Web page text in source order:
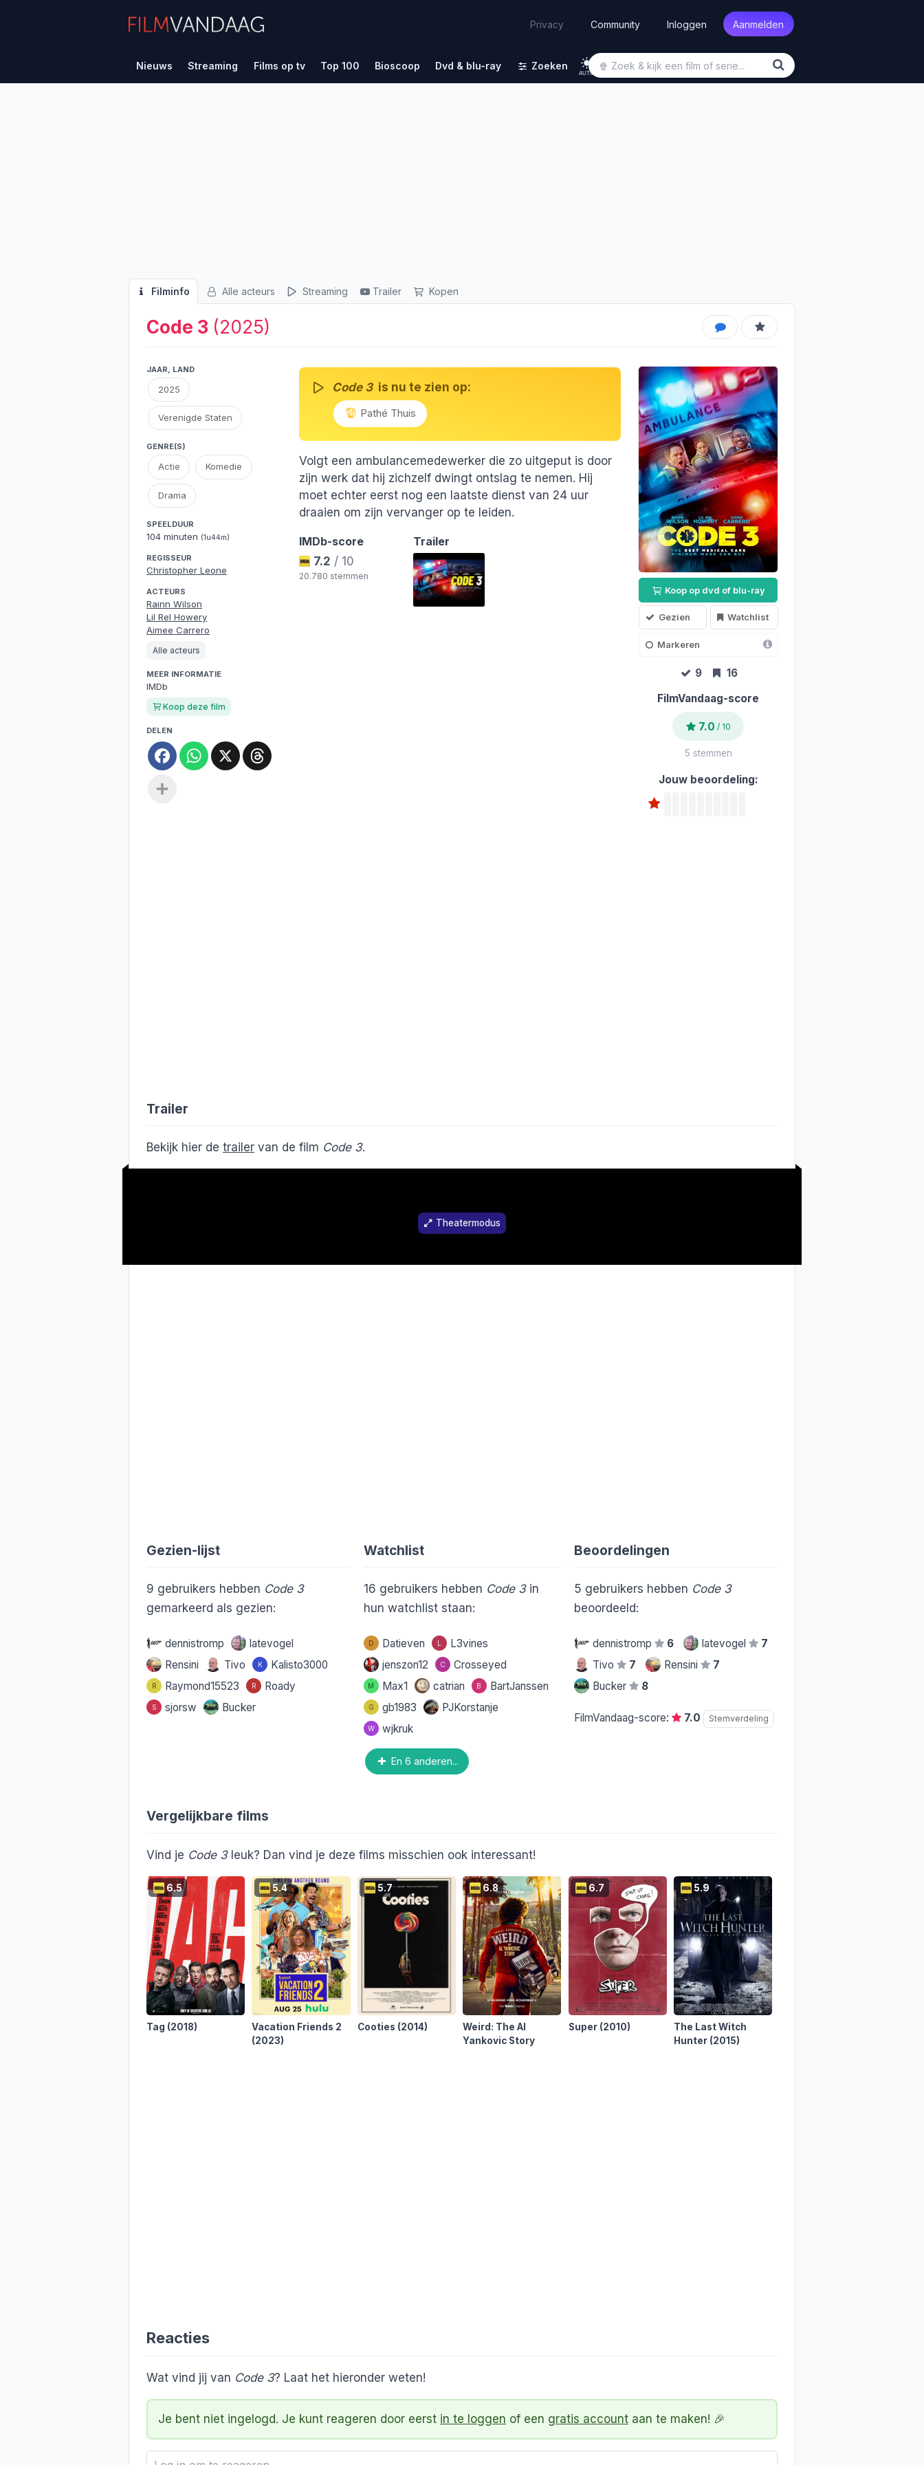
Privacy Community Inloggen Aanmelden
Nieuws Streaming Films op tv Top 100 Bioscoop Dvd & blu-ray Zoeken
AUTO
Filminfo Alle acteurs Streaming Trailer Kopen
Code 3 (2025)
JAAR, LAND
2025
Verenigde Staten
GENRE(S)
Actie Komedie
Drama
SPEELDUUR
104 minuten (1u44m)
REGISSEUR
Christopher Leone
ACTEURS
Rainn Wilson
Lil Rel Howery
Aimee Carrero
Alle acteurs
MEER INFORMATIE
IMDb
Koop deze film
DELEN
FacebookWhatsApp
X
Code 3 is nu te zien op:
Pathé Thuis
Volgt een ambulancemedewerker die zo uitgeput is door
zijn werk dat hij zichzelf dwingt ontslag te nemen. Hij
moet echter eerst nog een laatste dienst van 24 uur
draaien om zijn vervanger op te leiden.
IMDb-score
7.2 / 10
20.780 stemmen
Trailer
Koop op dvd of blu-ray
Gezien Watchlist
Markeren
9
16
FilmVandaag-score
7.0 / 10
5 stemmen
Jouw beoordeling:
Trailer
Bekijk hier de trailer van de film Code 3.
Theatermodus
Gezien-lijst
9 gebruikers hebben Code 3
gemarkeerd als gezien:
dennistromp
latevogel
Rensini
Tivo K Kalisto3000
R Raymond15523 R Roady
S sjorsw Bucker
Watchlist
16 gebruikers hebben Code 3in
hun watchlist staan:
D Datieven L
L3vines
jenszon12
C Crosseyed
M Max1 catrian B BartJanssen
G gb1983 PJKorstanje
W wjkruk
En 6 anderen...
Beoordelingen
5 gebruikers hebben Code 3
beoordeeld:
dennistromp 6 latevogel
7
Tivo
7 Rensini
7
Bucker
8
FilmVandaag-score: 7.0 Stemverdeling
Vergelijkbare films
Vind je Code 3leuk? Dan vind je deze films misschien ook interessant!
6.5
Tag (2018)
5.4
Vacation Friends 2
(2023)
5.7
Cooties (2014)
6.8
Weird: The Al
Yankovic Story
6.7
Super (2010)
5.9
The Last Witch
Hunter (2015)
Reacties
Wat vind jij van Code 3? Laat het hieronder weten!
Je bent niet ingelogd. Je kunt reageren door eerst in te loggen of een gratis account aan te maken! 🎉